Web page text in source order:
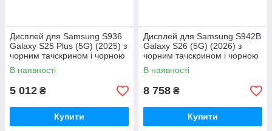
Дисплей для Samsung S936
Galaxy S25 Plus (5G) (2025) з
чорним тачскрином і чорною
корпусною рамкою GXQC-
Super OLED SOFT Service
В наявності
5 012 ₴
Купити
Дисплей для Samsung S942B
Galaxy S26 (5G) (2026) з
чорним тачскрином і чорною
корпусною рамкою Original
В наявності
8 758 ₴
Купити